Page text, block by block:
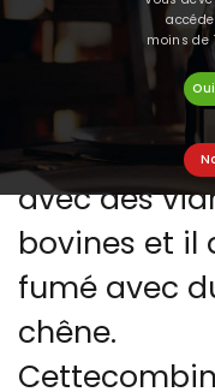
LA
Ce chorizo
avec des
bovines et il
fumé avec
chêne.
moins de